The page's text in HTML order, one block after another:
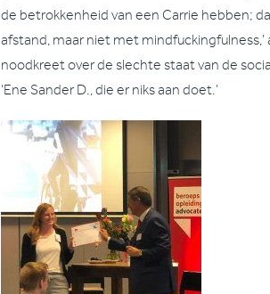
de betrokkenheid van een Carrie hebben;
afstand, maar niet met
noodkreet over de slechte staat van de
‘Ene Sander D., die er niks aan doet.’